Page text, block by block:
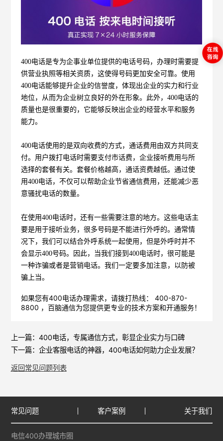
400电话是专为企事业单位提供的电话号码，办理时需要提
供营业执照等相关资质，这使得号码更加安全可靠。使用
400电话能够提升企业的信誉度，体现出企业的实力和行业
地位，从而为企业树立良好的外在形象。此外，400电话的
质量也是很重要的，它能够反映出企业的经营水平和服务
能力。
400电话使用的是双向收费的方式，通话费用由双方共同支
付。用户拨打电话时需要支付市话费，企业接听费用与所
选择的套餐有关。套餐价格越高，通话资费越低。通过使
用400电话，不仅可以帮助企业节省通信费用，还能减少恶
意骚扰电话的数量。
在使用400电话时，还有一些需要注意的地方。这些电话主
要是用于接听业务，很多号码是不能进行外呼的。通常情
况下，我们可以结合外呼系统一起使用，但是外呼时并不
会显示400号码。因此，当我们接到400电话时，很可能是
一种诈骗或者是营销电话。我们一定要多加注意，以防被
骗上当。
如果您有400电话办理需求，请拨打热线： 400-870-
8800 ，百脑通信为您提供更专业的技术方案和开通服务！
上一篇： 400电话，专属通信方式，彰显企业实力与口碑
下一篇： 企业客服电话的神器，400电话如何助力企业发展？
返回常见问题列表
常见问题 客户案例 关于我们
电信400办理城市圈